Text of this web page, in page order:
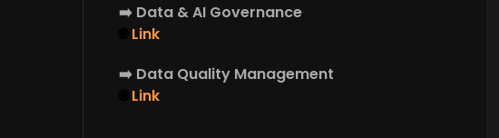
➡️ Data & AI Governance
Link
➡️ Data Quality Management
Link